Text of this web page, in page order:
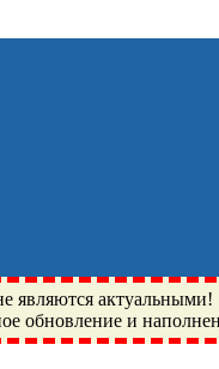
являются актуальными!
обновление и